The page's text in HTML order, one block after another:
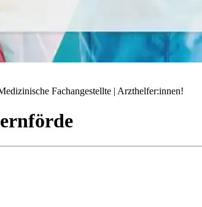
Fachangestellte | Arzthelfer:innen!